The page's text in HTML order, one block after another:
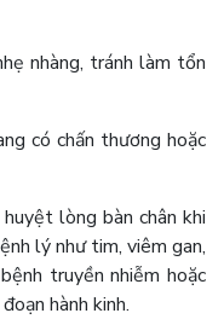
nhàng, tránh làm tổn
có chấn thương hoặc
lòng bàn chân khi
lý như tim, viêm gan,
truyền nhiễm hoặc
hành kinh.